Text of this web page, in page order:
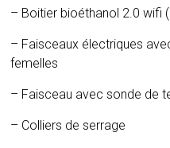
– Boitier bioéthanol 2.0 wifi
– Faisceaux électriques
femelles
– Faisceau avec sonde de
– Colliers de serrage